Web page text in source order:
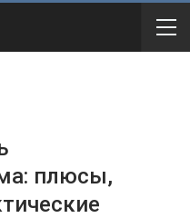
плюсы,